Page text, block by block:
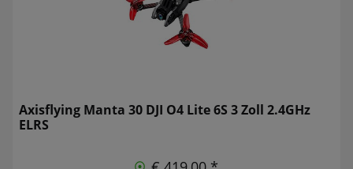
Axisflying Manta 30 DJI O4 Lite 6S 3 Zoll 2.4GHz
ELRS